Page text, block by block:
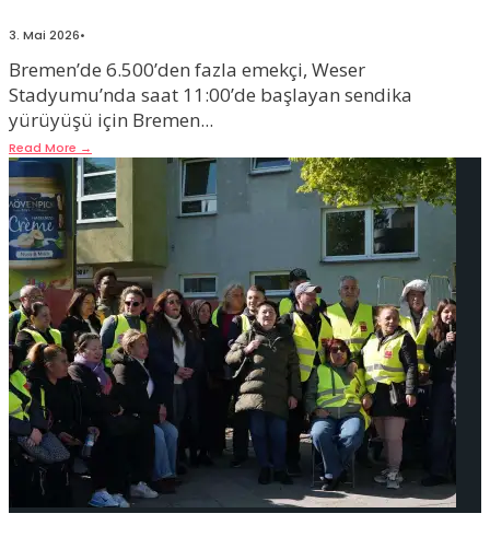
3. Mai 2026•
Bremen’de 6.500’den fazla emekçi, Weser
Stadyumu’nda saat 11:00’de başlayan sendika
yürüyüşü için Bremen...
Read More →